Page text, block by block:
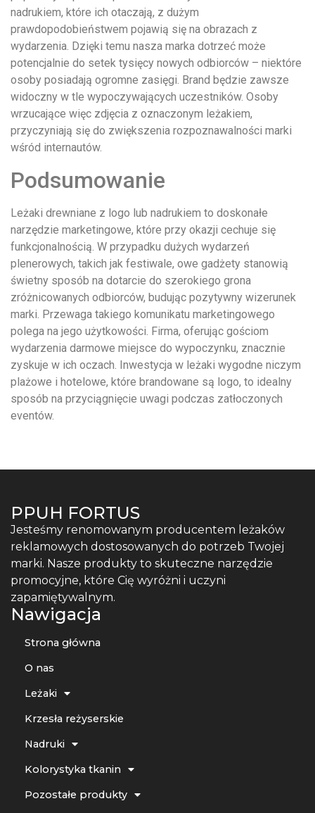
nadrukiem, które ich otaczają, z dużym
prawdopodobieństwem pojawią się na obrazach z
wydarzenia. Dzięki temu nasza marka dotrzeć może
potencjalnie do setek tysięcy nowych odbiorców – niektóre
osoby posiadają ogromne zasięgi. Brand będzie zawsze
widoczny w tle wypoczywających uczestników. Osoby
wrzucające więc zdjęcia z oznaczonym leżakiem,
przyczyniają się do zwiększenia rozpoznawalności marki
wśród internautów.
Podsumowanie
Leżaki drewniane z logo lub nadrukiem to doskonałe
narzędzie marketingowe, które przy okazji cechuje się
funkcjonalnością. W przypadku dużych wydarzeń
plenerowych, takich jak festiwale, owe gadżety stanowią
świetny sposób na dotarcie do szerokiego grona
zróżnicowanych odbiorców, budując pozytywny wizerunek
marki. Przewaga takiego komunikatu marketingowego
polega na jego użytkowości. Firma, oferując gościom
wydarzenia darmowe miejsce do wypoczynku, znacznie
zyskuje w ich oczach. Inwestycja w leżaki wygodne niczym
plażowe i hotelowe, które brandowane są logo, to idealny
sposób na przyciągnięcie uwagi podczas zatłoczonych
eventów.
PPUH FORTUS
Jesteśmy renomowanym producentem leżaków
reklamowych dostosowanych do potrzeb Twojej
marki. Nasze produkty to skuteczne narzędzie
promocyjne, które Cię wyróżni i uczyni
zapamiętywalnym.
Nawigacja
Strona główna
O nas
Leżaki
Krzesła reżyserskie
Nadruki
Kolorystyka tkanin
Pozostałe produkty